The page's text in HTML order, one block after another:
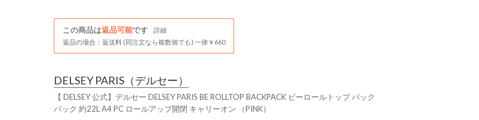
この商品は返品可能です
詳細
返品の場合：返送料 (同注文なら複数個でも) 一律￥660
DELSEY PARIS （デルセー）
【 DELSEY 公式】デルセー DELSEY PARIS BE ROLLTOP BACKPACK ビーロールトップ バック
パック 約22L A4 PC ロールアップ開閉 キャリーオン （PINK）